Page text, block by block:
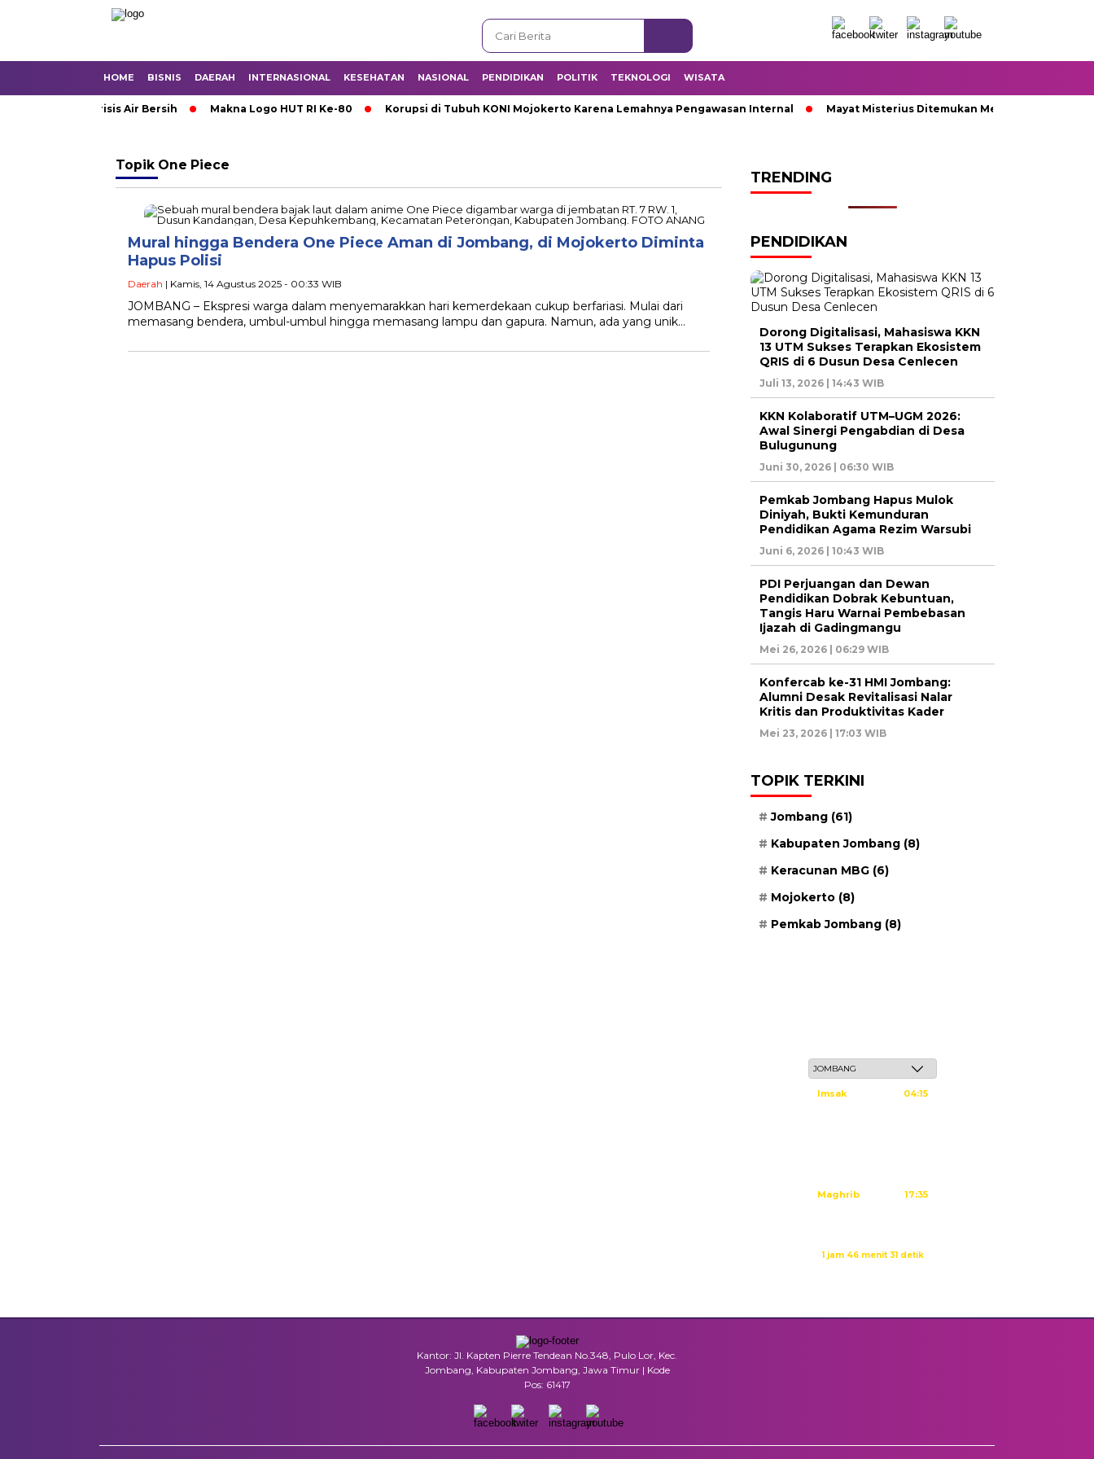
HOME BISNIS DAERAH INTERNASIONAL KESEHATAN NASIONAL PENDIDIKAN POLITIK TEKNOLOGI WISATA
Mojokerto Krisis Air Bersih Makna Logo HUT RI Ke-80 Korupsi di Tubuh KONI Mojokerto Karena Lemahnya Pengawasan Internal Mayat Misterius Ditemukan Membusuk di Dalam
Topik One Piece
Mural hingga Bendera One Piece Aman di Jombang, di Mojokerto Diminta
Hapus Polisi
Daerah | Kamis, 14 Agustus 2025 - 00:33 WIB
JOMBANG – Ekspresi warga dalam menyemarakkan hari kemerdekaan cukup berfariasi. Mulai dari
memasang bendera, umbul-umbul hingga memasang lampu dan gapura. Namun, ada yang unik…
TRENDING
PENDIDIKAN
Dorong Digitalisasi, Mahasiswa KKN
13 UTM Sukses Terapkan Ekosistem
QRIS di 6 Dusun Desa Cenlecen
Juli 13, 2026 | 14:43 WIB
KKN Kolaboratif UTM–UGM 2026:
Awal Sinergi Pengabdian di Desa
Bulugunung
Juni 30, 2026 | 06:30 WIB
Pemkab Jombang Hapus Mulok
Diniyah, Bukti Kemunduran
Pendidikan Agama Rezim Warsubi
Juni 6, 2026 | 10:43 WIB
PDI Perjuangan dan Dewan
Pendidikan Dobrak Kebuntuan,
Tangis Haru Warnai Pembebasan
Ijazah di Gadingmangu
Mei 26, 2026 | 06:29 WIB
Konfercab ke-31 HMI Jombang:
Alumni Desak Revitalisasi Nalar
Kritis dan Produktivitas Kader
Mei 23, 2026 | 17:03 WIB
TOPIK TERKINI
Jombang (61)
Kabupaten Jombang (8)
Keracunan MBG (6)
Mojokerto (8)
Pemkab Jombang (8)
Imsak 04:15
Maghrib 17:35
1 jam 46 menit 30 detik
Kantor: Jl. Kapten Pierre Tendean No.348, Pulo Lor, Kec.
Jombang, Kabupaten Jombang, Jawa Timur | Kode
Pos: 61417